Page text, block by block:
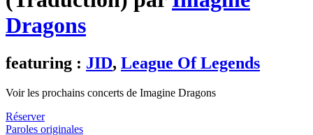
Dragons
featuring : JID, League Of Legends
Voir les prochains concerts de Imagine Dragons
Réserver
Paroles originales